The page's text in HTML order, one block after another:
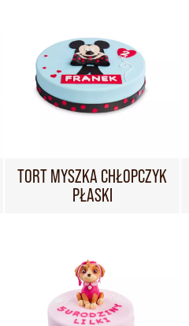
TORT MYSZKA CHŁOPCZYK
PŁASKI